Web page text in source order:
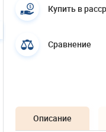
Купить в
Сравнение
Описание